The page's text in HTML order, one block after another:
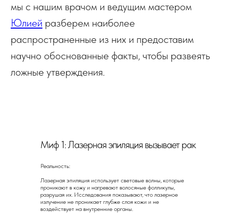
Реальность:
Лазерная эпиляция использует световые волны, которые
проникают в кожу и нагревают волосяные фолликулы,
разрушая их. Исследования показывают, что лазерное
излучение не проникает глубже слоя кожи и не
воздействует на внутренние органы.
Миф 1: Лазерная эпиляция вызывает рак
единственный способ
избавиться от
нежелательных волос
навсегда